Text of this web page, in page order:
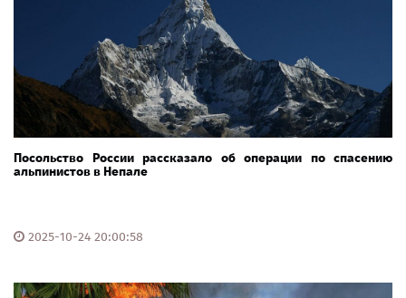
Посольство России рассказало об операции по спасению
альпинистов в Непале
2025-10-24 20:00:58